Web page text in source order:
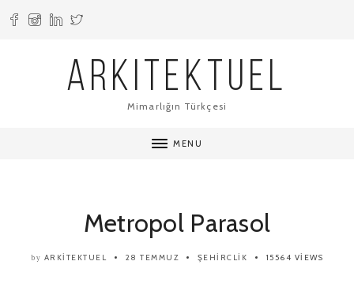
ARKITEKTUEL
Mimarlığın Türkçesi
MENU
Metropol Parasol
by ARKITEKTUEL 28 TEMMUZ ŞEHIRCLIK 15564 VIEWS